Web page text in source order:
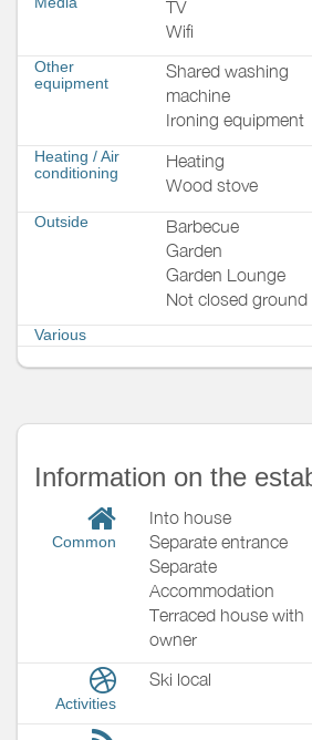
TV
Wifi
Other
equipment
Shared washing
machine
Ironing equipment
Heating / Air
conditioning
Heating
Wood stove
Outside
Barbecue
Garden
Garden Lounge
Not closed ground
Various
Information on the
Common
Into house
Separate entrance
Separate
Accommodation
Terraced house with
owner
Activities
Ski local